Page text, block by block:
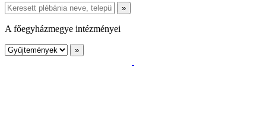
A főegyházmegye intézményei